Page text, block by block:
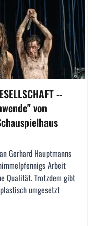
--
von
Gerhard Hauptmanns
Arbeit
Qualität. Trotzdem gibt
umgesetzt